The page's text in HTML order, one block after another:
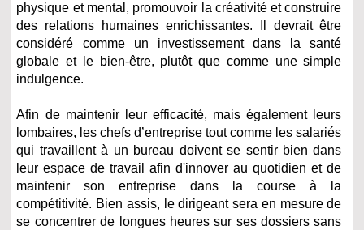
physique et mental, promouvoir la créativité et construire
des relations humaines enrichissantes. Il devrait être
considéré comme un investissement dans la santé
globale et le bien-être, plutôt que comme une simple
indulgence.
Afin de maintenir leur efficacité, mais également leurs
lombaires, les chefs d’entreprise tout comme les salariés
qui travaillent à un bureau doivent se sentir bien dans
leur espace de travail afin d'innover au quotidien et de
maintenir son entreprise dans la course à la
compétitivité. Bien assis, le dirigeant sera en mesure de
se concentrer de longues heures sur ses dossiers sans